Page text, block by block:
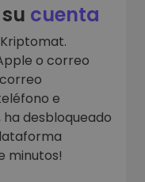
cuenta
o correo
e
ha desbloqueado
minutos!